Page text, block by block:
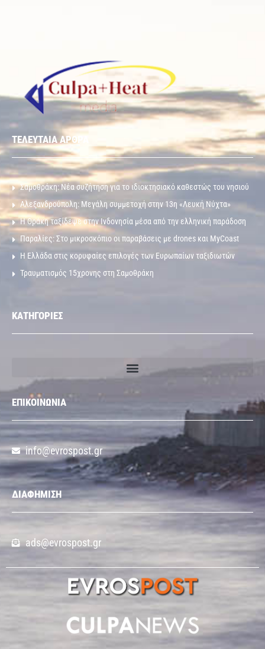
ΤΕΛΕΥΤΑΙΑ ΑΡΘΡΑ
Σαμοθράκη: Νέα συζήτηση για το ιδιοκτησιακό καθεστώς του νησιού
Αλεξανδρούπολη: Μεγάλη συμμετοχή στην 13η «Λευκή Νύχτα»
Η Θράκη ταξίδεψε στην Ινδονησία μέσα από την ελληνική παράδοση
Παραλίες: Στο μικροσκόπιο οι παραβάσεις με drones και MyCoast
Η Ελλάδα στις κορυφαίες επιλογές των Ευρωπαίων ταξιδιωτών
Τραυματισμός 15χρονης στη Σαμοθράκη
ΚΑΤΗΓΟΡΙΕΣ
ΕΠΙΚΟΙΝΩΝΙΑ
info@evrospost.gr
ΔΙΑΦΗΜΙΣΗ
ads@evrospost.gr